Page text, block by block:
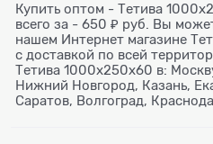
Купить оптом - Тетива
всего за - 650 ₽ руб. Вы
нашем Интернет магазине
с доставкой по всей
Тетива 1000x250x60 в:
Нижний Новгород, Казань,
Саратов, Волгоград,